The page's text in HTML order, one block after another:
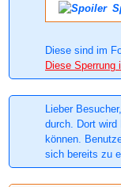
Diese sind im
Diese Sperrung
Lieber
durch. Dort
können.
sich bereits zu